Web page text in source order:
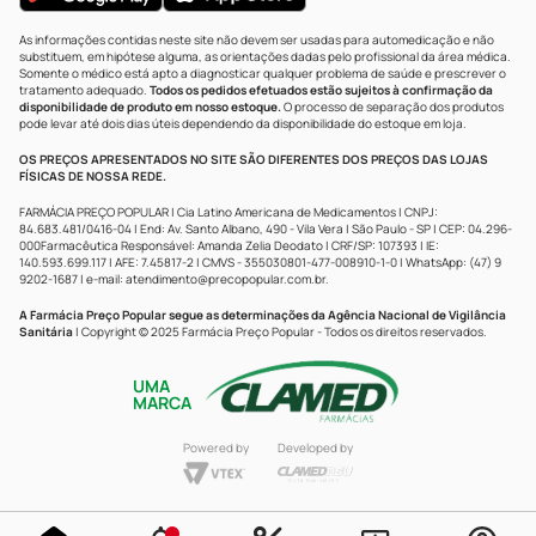
As informações contidas neste site não devem ser usadas para automedicação e não
substituem, em hipótese alguma, as orientações dadas pelo profissional da área médica.
Somente o médico está apto a diagnosticar qualquer problema de saúde e prescrever o
tratamento adequado. Todos os pedidos efetuados estão sujeitos à confirmação da
disponibilidade de produto em nosso estoque.O processo de separação dos produtos
pode levar até dois dias úteis dependendo da disponibilidade do estoque em loja.
OS PREÇOS APRESENTADOS NO SITE SÃO DIFERENTES DOS PREÇOS DAS LOJAS
FÍSICAS DE NOSSA REDE.
FARMÁCIA PREÇO POPULAR | Cia Latino Americana de Medicamentos | CNPJ:
84.683.481/0416-04 | End: Av. Santo Albano, 490 - Vila Vera | São Paulo - SP | CEP: 04.296-
000Farmacêutica Responsável: Amanda Zelia Deodato | CRF/SP: 107393 | IE:
140.593.699.117 | AFE: 7.45817-2 | CMVS - 355030801-477-008910-1-0 | WhatsApp: (47) 9
9202-1687 | e-mail: atendimento@precopopular.com.br.
A Farmácia Preço Popular segue as determinações da Agência Nacional de Vigilância
Sanitária | Copyright © 2025 Farmácia Preço Popular - Todos os direitos reservados.
UMA
MARCA
Powered by Developed by